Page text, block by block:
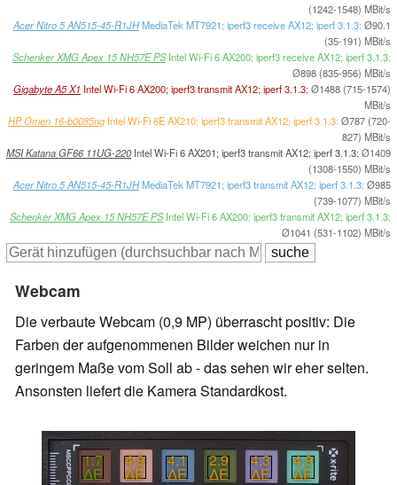
(1242-1548) MBit/s
Acer Nitro 5 AN515-45-R1JHMediaTek MT7921; iperf3 receive AX12; iperf 3.1.3: Ø90.1
(35-191) MBit/s
Schenker XMG Apex 15 NH57E PSIntel Wi-Fi 6 AX200; iperf3 receive AX12; iperf 3.1.3:
Ø898 (835-956) MBit/s
Gigabyte A5 X1 Intel Wi-Fi 6 AX200; iperf3 transmit AX12; iperf 3.1.3:Ø1488 (715-1574)
MBit/s
HP Omen 16-b0085ng Intel Wi-Fi 6E AX210; iperf3 transmit AX12; iperf 3.1.3:Ø787 (720-
827) MBit/s
MSI Katana GF66 11UG-220 Intel Wi-Fi 6 AX201; iperf3 transmit AX12; iperf 3.1.3: Ø1409
(1308-1550) MBit/s
Acer Nitro 5 AN515-45-R1JHMediaTek MT7921; iperf3 transmit AX12; iperf 3.1.3: Ø985
(739-1077) MBit/s
Schenker XMG Apex 15 NH57E PSIntel Wi-Fi 6 AX200; iperf3 transmit AX12; iperf 3.1.3:
Ø1041 (531-1102) MBit/s
Webcam
Die verbaute Webcam (0,9 MP) überrascht positiv: Die
Farben der aufgenommenen Bilder weichen nur in
geringem Maße vom Soll ab - das sehen wir eher selten.
Ansonsten liefert die Kamera Standardkost.
1.7
∆E
4.9
∆E
4.1
∆E
2.9
∆E
4.3
∆E
4.9
∆E